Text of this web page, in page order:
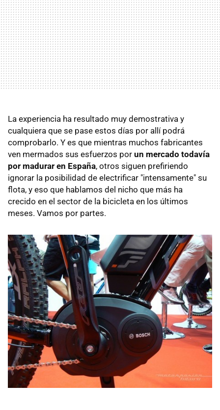
La experiencia ha resultado muy demostrativa y
cualquiera que se pase estos días por allí podrá
comprobarlo. Y es que mientras muchos fabricantes
ven mermados sus esfuerzos por un mercado todavía
por madurar en España, otros siguen prefiriendo
ignorar la posibilidad de electrificar "intensamente" su
flota, y eso que hablamos del nicho que más ha
crecido en el sector de la bicicleta en los últimos
meses. Vamos por partes.